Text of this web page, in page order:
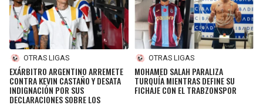
OTRAS LIGAS
EXÁRBITRO ARGENTINO ARREMETE
CONTRA KEVIN CASTAÑO Y DESATA
INDIGNACIÓN POR SUS
DECLARACIONES SOBRE LOS
OTRAS LIGAS
MOHAMED SALAH PARALIZA
TURQUÍA MIENTRAS DEFINE SU
FICHAJE CON EL TRABZONSPOR